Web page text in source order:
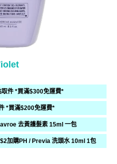
件 *買滿$300免運費*
*買滿$200免運費*
去黃護髮素 15ml 一包
加購PH / Previa 洗頭水 10ml 1包